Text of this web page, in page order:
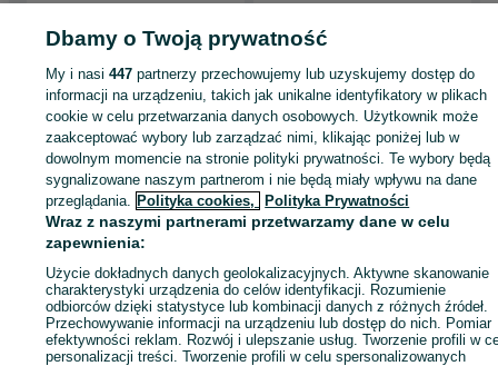
Strona główna Motoryzacja Części samochodowe
Dostawcze i Ciężarowe
Dostawcze i Ciężarowe - Opolskie
Dostawcze i Ciężarowe - Opole
KATEGORIA
ID:479621219 Wyświetlenia:
Zadzwoń / SMS Wyślij wiadomość
Dbamy o Twoją prywatność
My i nasi447 partnerzy przechowujemy lub uzyskujemy dostęp do
informacji na urządzeniu, takich jak unikalne identyfikatory w plikach
cookie w celu przetwarzania danych osobowych. Użytkownik może
zaakceptować wybory lub zarządzać nimi, klikając poniżej lub w
dowolnym momencie na stronie polityki prywatności. Te wybory będą
sygnalizowane naszym partnerom i nie będą miały wpływu na dane
przeglądania. Polityka cookies, Polityka Prywatności
Wraz z naszymi partnerami przetwarzamy dane w celu
zapewnienia:
Użycie dokładnych danych geolokalizacyjnych. Aktywne skanowanie
charakterystyki urządzenia do celów identyfikacji. Rozumienie
odbiorców dzięki statystyce lub kombinacji danych z różnych źródeł.
Przechowywanie informacji na urządzeniu lub dostęp do nich. Pomiar
efektywności reklam. Rozwój i ulepszanie usług. Tworzenie profili w
personalizacji treści. Tworzenie profili w celu spersonalizowanych